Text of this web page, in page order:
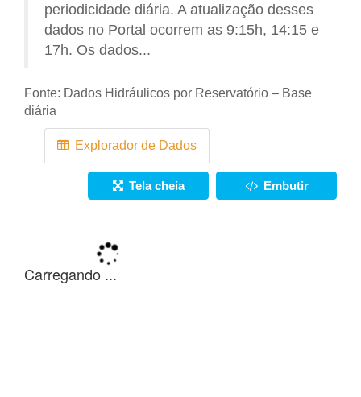
periodicidade diária. A atualização desses
dados no Portal ocorrem as 9:15h, 14:15 e
17h. Os dados...
Fonte: Dados Hidráulicos por Reservatório – Base
diária
Explorador de Dados
Tela cheia Embutir